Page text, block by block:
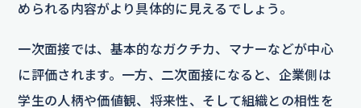
められる内容がより具体的に見えるでしょう。
一次面接では、基本的なガクチカ、マナーなどが中心
に評価されます。一方、二次面接になると、企業側は
学生の人柄や価値観、将来性、そして組織との相性を